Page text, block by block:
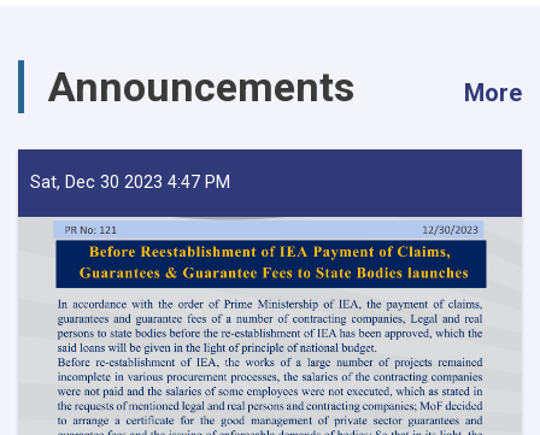
Announcements More
Sat, Dec 30 2023 4:47 PM